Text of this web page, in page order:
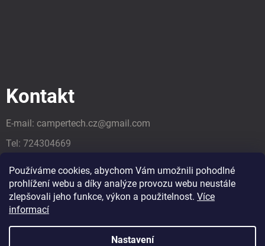
Používáme cookies, abychom Vám umožnili pohodlné
prohlížení webu a díky analýze provozu webu neustále
zlepšovali jeho funkce, výkon a použitelnost. Více
informací
Nastavení
Kontakt
E-mail: campertech.cz@gmail.com
Tel: 724304669